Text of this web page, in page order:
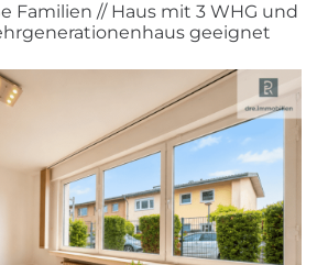
Familien // Haus mit 3 WHG und
geeignet